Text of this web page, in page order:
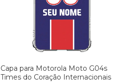
Capa para Motorola Moto G04s
Times do Coração Internacionais